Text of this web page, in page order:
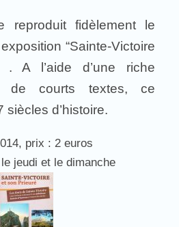
reproduit fidèlement le
“Sainte-Victoire
. A l’aide d’une riche
de courts textes, ce
siècles d’histoire.
prix : 2 euros
jeudi et le dimanche